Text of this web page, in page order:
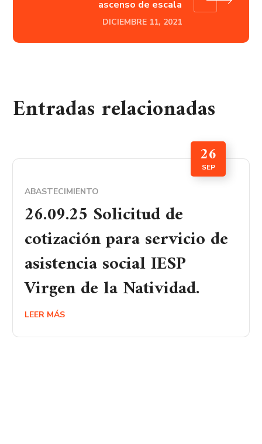
ascenso de escala
DICIEMBRE 11, 2021
Entradas relacionadas
26
SEP
ABASTECIMIENTO
26.09.25 Solicitud de
cotización para servicio de
asistencia social IESP
Virgen de la Natividad.
LEER MÁS